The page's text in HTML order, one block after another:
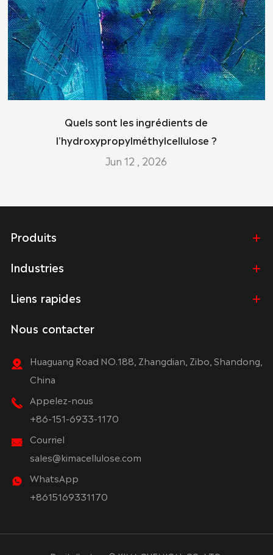
Quels sont les ingrédients de
l'hydroxypropylméthylcellulose ?
Jun 12 , 2026
Produits
Industries
Liens rapides
Nous contacter
Huaguang Road NO.188, Zhangdian, Zibo, Shandong,
China
Appelez-nous
+86-151-6933-1170
Courriel
sales@kimacellulose.com
WhatsApp
+8615169331170